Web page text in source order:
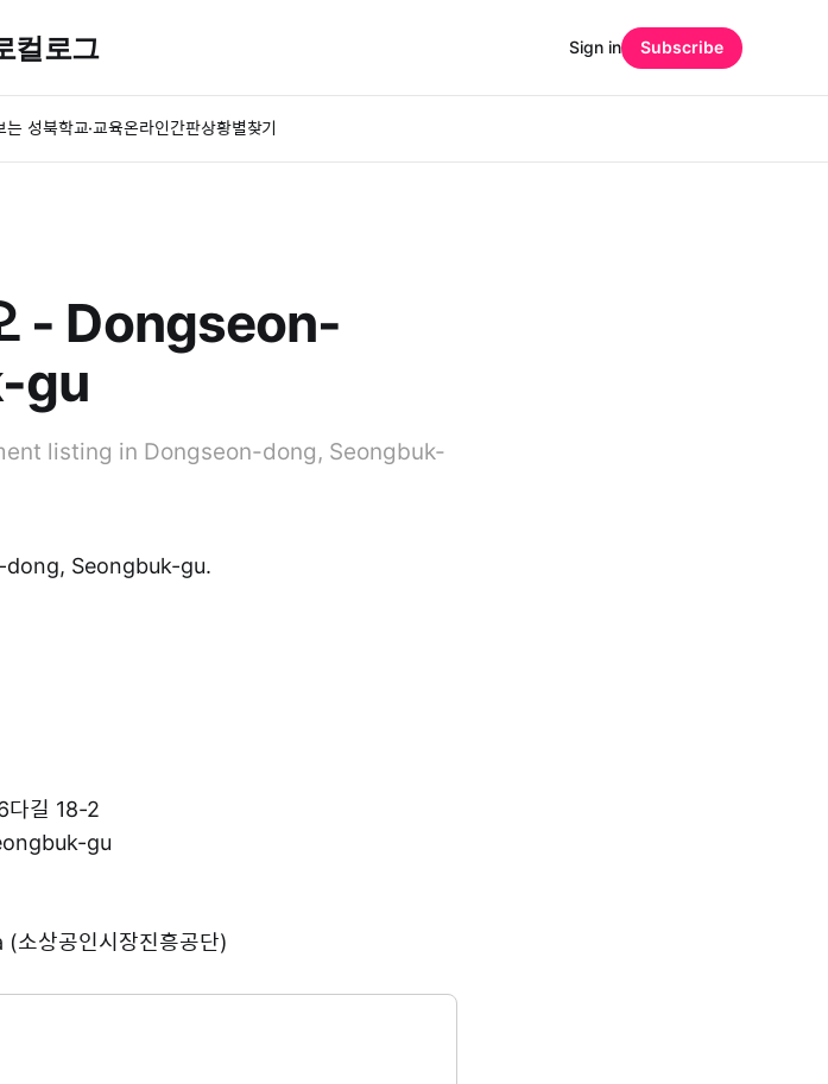
컬로그
는 성북학교·교육온라인간판상황별찾기
Sign in Subscribe
- Dongseon-
gu
listing in Dongseon-dong, Seongbuk-
dong, Seongbuk-gu.
다길 18-2
gu
상공인시장진흥공단)